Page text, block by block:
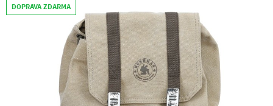
DOPRAVA ZDARMA